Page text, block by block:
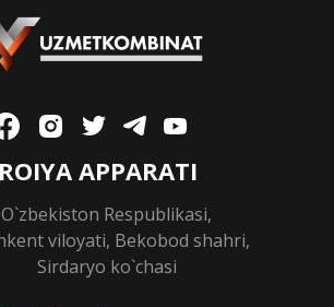
APPARATI
O`zbekiston Respublikasi,
viloyati, Bekobod shahri,
Sirdaryo ko`chasi